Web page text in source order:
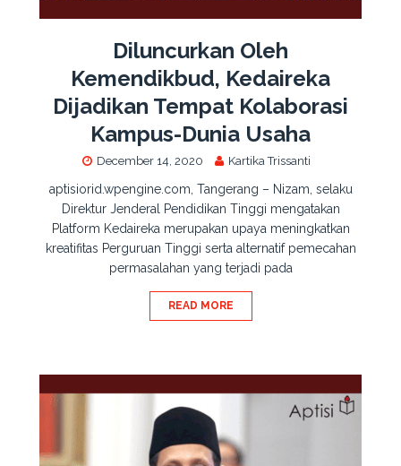
Diluncurkan Oleh
Kemendikbud, Kedaireka
Dijadikan Tempat Kolaborasi
Kampus-Dunia Usaha
December 14, 2020 Kartika Trissanti
aptisiorid.wpengine.com, Tangerang – Nizam, selaku
Direktur Jenderal Pendidikan Tinggi mengatakan
Platform Kedaireka merupakan upaya meningkatkan
kreatifitas Perguruan Tinggi serta alternatif pemecahan
permasalahan yang terjadi pada
READ MORE